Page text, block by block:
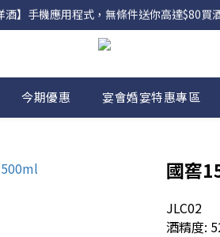
網店購滿 $500 即享免費送貨服務📦
網店購滿 $500 即享免費送貨服務📦
今期優惠 宴會婚宴特惠專區
國窖
JLC02
酒精度: